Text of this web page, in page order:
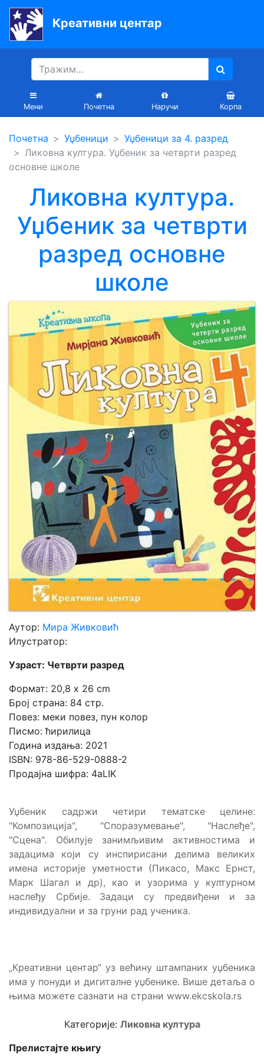
Креативни центар
Мени Почетна Наручи Корпа
Почетна
Књиге
Уџбеници
вртиће
Лектира
Акције
Блог
Latinica
Почетна Уџбеници
Уџбеници за 4. разред
Ликовна култура. Уџбеник за четврти разред
основне школе
Ликовна култура.
Уџбеник за четврти
разред основне
школе
Аутор: Мирa Живковић
Илустратор:
Узраст: Четврти разред
Формат: 20,8 x 26 cm
Број страна: 84 стр.
Повез: меки повез, пун колор
Писмо: ћирилица
Година издања: 2021
ISBN: 978-86-529-0888-2
Продајна шифра: 4aLIK
Уџбеник садржи четири тематске целине:
"Композиција", "Споразумевање", "Наслеђе",
"Сцена". Oбилује занимљивим активностима и
задацима који су инспирисани делима великих
имена историје уметности (Пикасо, Макс Ернст,
Марк Шагал и др), као и узорима у културном
наслеђу Србије. Задаци су предвиђени и за
индивидуални и за груни рад ученика.
„Креативни центар“ уз већину штампаних уџбеника
има у понуди и дигиталне уџбенике. Више детаља о
њима можете сазнати на страни www.ekcskola.rs
Категорије: Ликовна култура
Прелистајте књигу